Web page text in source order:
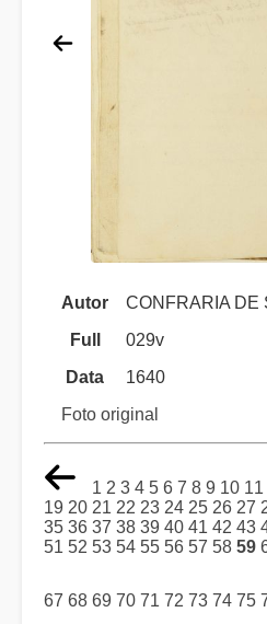
Autor
CONFRARIA DE
Full
029v
Data
1640
Foto original
1 2 3 4 5 6 7 8 9 10 11
19 20 21 22 23 24 25 26 27
35 36 37 38 39 40 41 42 43
51 52 53 54 55 56 57 58 59
67 68 69 70 71 72 73 74 75